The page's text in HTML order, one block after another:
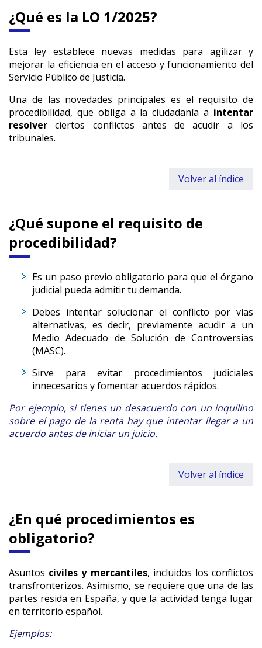
¿Qué es la LO 1/2025?
Esta ley establece nuevas medidas para agilizar y
mejorar la eficiencia en el acceso y funcionamiento del
Servicio Público de Justicia.
Una de las novedades principales es el requisito de
procedibilidad, que obliga a la ciudadanía a intentar
resolver ciertos conflictos antes de acudir a los
tribunales.
Volver al índice
¿Qué supone el requisito de
procedibilidad?
Es un paso previo obligatorio para que el órgano
judicial pueda admitir tu demanda.
Debes intentar solucionar el conflicto por vías
alternativas, es decir, previamente acudir a un
Medio Adecuado de Solución de Controversias
(MASC).
Sirve para evitar procedimientos judiciales
innecesarios y fomentar acuerdos rápidos.
Por ejemplo, si tienes un desacuerdo con un inquilino
sobre el pago de la renta hay que intentar llegar a un
acuerdo antes de iniciar un juicio.
Volver al índice
¿En qué procedimientos es
obligatorio?
Asuntos civiles y mercantiles, incluidos los conflictos
transfronterizos. Asimismo, se requiere que una de las
partes resida en España, y que la actividad tenga lugar
en territorio español.
Ejemplos: